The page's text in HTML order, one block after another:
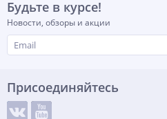
Будьте в курсе!
Новости, обзоры и акции
Присоединяйтесь